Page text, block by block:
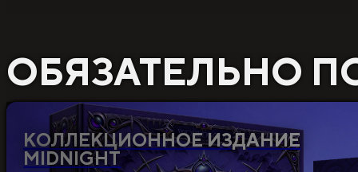
ОБЯЗАТЕЛЬНО
КОЛЛЕКЦИОННОЕ ИЗДАНИЕ
MIDNIGHT